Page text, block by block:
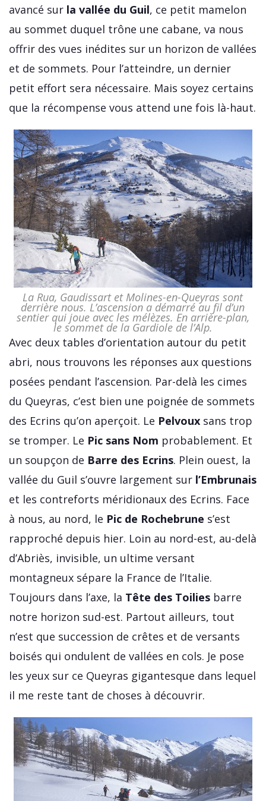
avancé sur la vallée du Guil, ce petit mamelon
au sommet duquel trône une cabane, va nous
offrir des vues inédites sur un horizon de vallées
et de sommets. Pour l’atteindre, un dernier
petit effort sera nécessaire. Mais soyez certains
que la récompense vous attend une fois là-haut.
La Rua, Gaudissart et Molines-en-Queyras sont
derrière nous. L’ascension a démarré au fil d’un
sentier qui joue avec les mélèzes. En arrière-plan,
le sommet de la Gardiole de l’Alp.
Avec deux tables d’orientation autour du petit
abri, nous trouvons les réponses aux questions
posées pendant l’ascension. Par-delà les cimes
du Queyras, c’est bien une poignée de sommets
des Ecrins qu’on aperçoit. Le Pelvoux sans trop
se tromper. Le Pic sans Nom probablement. Et
un soupçon de Barre des Ecrins. Plein ouest, la
vallée du Guil s’ouvre largement sur l’Embrunais
et les contreforts méridionaux des Ecrins. Face
à nous, au nord, le Pic de Rochebrune s’est
rapproché depuis hier. Loin au nord-est, au-delà
d’Abriès, invisible, un ultime versant
montagneux sépare la France de l’Italie.
Toujours dans l’axe, la Tête des Toilies barre
notre horizon sud-est. Partout ailleurs, tout
n’est que succession de crêtes et de versants
boisés qui ondulent de vallées en cols. Je pose
les yeux sur ce Queyras gigantesque dans lequel
il me reste tant de choses à découvrir.